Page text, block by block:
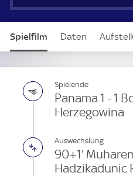
t
e
u
t
Spielfilm Daten
Spielende
Panama 1 - 1
Herzegowina
Auswechslung
90+1'
Hadzikadunic